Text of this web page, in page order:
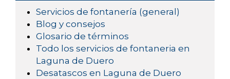
Servicios de fontanería (general)
Blog y consejos
Glosario de términos
Todo los servicios de fontaneria en
Laguna de Duero
Desatascos en Laguna de Duero